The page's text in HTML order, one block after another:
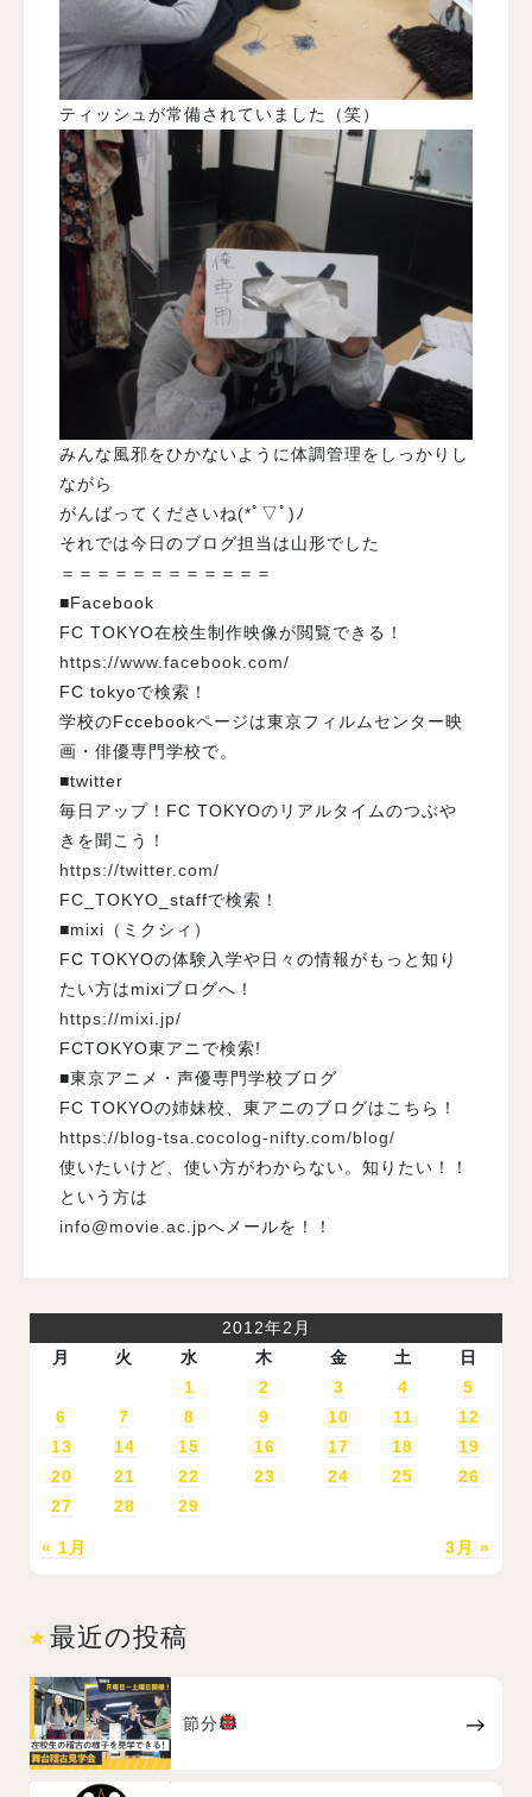
ティッシュが常備されていました（笑）
みんな風邪をひかないように体調管理をしっかりし
ながら
がんばってくださいね(*ﾟ▽ﾟ)ﾉ
それでは今日のブログ担当は山形でした
＝＝＝＝＝＝＝＝＝＝＝＝
■Facebook
FC TOKYO在校生制作映像が閲覧できる！
https://www.facebook.com/
FC tokyoで検索！
学校のFccebookページは東京フィルムセンター映
画・俳優専門学校で。
■twitter
毎日アップ！FC TOKYOのリアルタイムのつぶや
きを聞こう！
https://twitter.com/
FC_TOKYO_staffで検索！
■mixi（ミクシィ）
FC TOKYOの体験入学や日々の情報がもっと知り
たい方はmixiブログへ！
https://mixi.jp/
FCTOKYO東アニで検索!
■東京アニメ・声優専門学校ブログ
FC TOKYOの姉妹校、東アニのブログはこちら！
https://blog-tsa.cocolog-nifty.com/blog/
使いたいけど、使い方がわからない。知りたい！！
という方は
info@movie.ac.jpへメールを！！
2012年2月
月
火 水 木 金 土 日
« 1月 3月 »
1 2 3 4
5
6
7 8 9 10 11
12
13
14 15 16 17 18
19
20
21 22 23 24 25
26
27
28 29
最近の投稿
節分